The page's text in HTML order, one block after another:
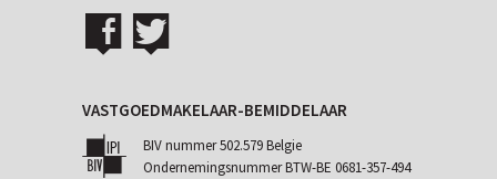
VASTGOEDMAKELAAR-BEMIDDELAAR
BIV nummer 502.579 Belgie
Ondernemingsnummer BTW-BE 0681-357-494